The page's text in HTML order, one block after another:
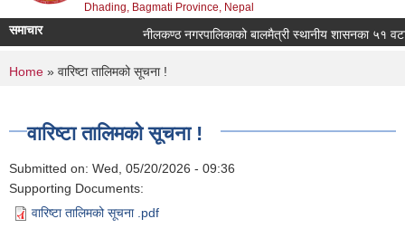
Dhading, Bagmati Province, Nepal
समाचार नीलकण्ठ नगरपालिकाको बालमैत्री स्थानीय शासनका ५१ वटा
You are here
Home » वारिष्टा तालिमको सूचना !
वारिष्टा तालिमको सूचना !
Submitted on: Wed, 05/20/2026 - 09:36
Supporting Documents:
वारिष्टा तालिमको सूचना .pdf